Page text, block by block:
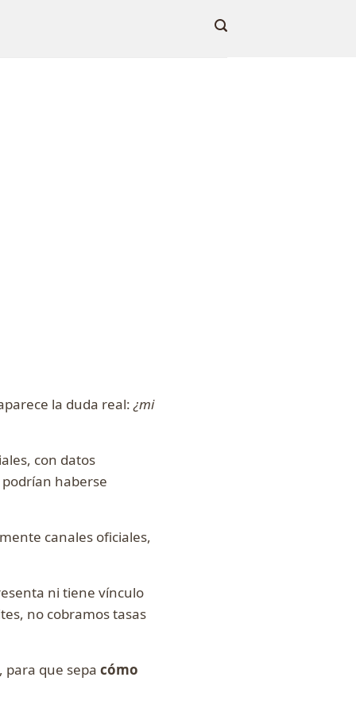
la duda real:¿mi
con datos
haberse
canales oficiales,
ni tiene vínculo
no cobramos tasas
para que sepa cómo